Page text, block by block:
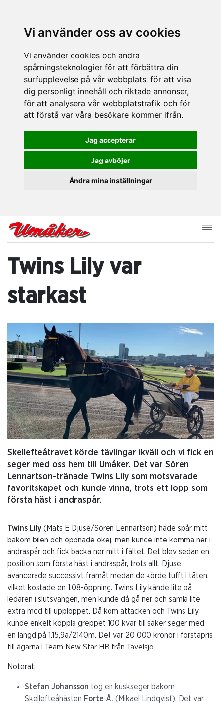
Vi använder oss av cookies
Vi använder cookies och andra
spårningsteknologier för att förbättra din
surfupplevelse på vår webbplats, för att visa
dig personligt innehåll och riktade annonser,
för att analysera vår webbplatstrafik och för
att förstå var våra besökare kommer ifrån.
Jag accepterar
Jag avböjer
Ändra mina inställningar
Twins Lily var
starkast
Skellefteåtravet körde tävlingar ikväll och vi fick en
seger med oss hem till Umåker. Det var Sören
Lennartson-tränade Twins Lily som motsvarade
favoritskapet och kunde vinna, trots ett lopp som
första häst i andraspår.
Twins Lily (Mats E Djuse/Sören Lennartson) hade spår mitt
bakom bilen och öppnade okej, men kunde inte komma ner i
andraspår och fick backa ner mitt i fältet. Det blev sedan en
position som första häst i andraspår, trots allt. Djuse
avancerade successivt framåt medan de körde tufft i täten,
vilket kostade en 1.08-öppning. Twins Lily kände lite på
ledaren i slutsvängen, men kunde då gå ner och samla lite
extra mod till upploppet. Då kom attacken och Twins Lily
kunde enkelt koppla greppet 100 kvar till säker seger med
en längd på 1.15,9a/2140m. Det var 20 000 kronor i förstapris
till ägarna i Team New Star HB från Tavelsjö.
Noterat:
Stefan Johansson tog en kuskseger bakom
Skellefteåhästen Forte Å. (Mikael Lindqvist). Det var